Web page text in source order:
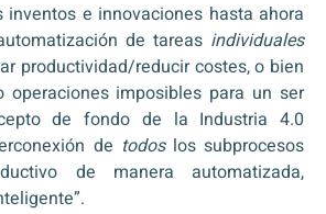
inventos e innovaciones hasta ahora
de tareas individuales
productividad/reducir costes, o bien
operaciones imposibles para un ser
de fondo de la Industria 4.0
de todoslos subprocesos
de manera automatizada,